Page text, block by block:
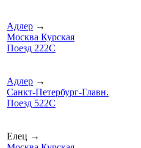
Адлер →
Москва Курская
Поезд 222С
Адлер →
Санкт-Петербург-Главн.
Поезд 522С
Елец →